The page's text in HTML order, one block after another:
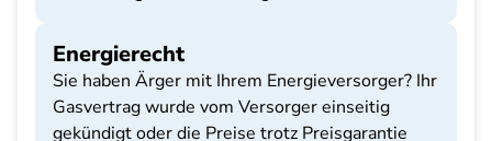
Energierecht
Sie haben Ärger mit Ihrem Energieversorger? Ihr
Gasvertrag wurde vom Versorger einseitig
gekündigt oder die Preise trotz Preisgarantie